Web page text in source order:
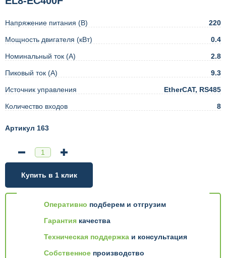
Напряжение питания (В) 220
Мощность двигателя (кВт) 0.4
Номинальный ток (А) 2.8
Пиковый ток (А) 9.3
Источник управления EtherCAT, RS485
Количество входов 8
Артикул 163
Оперативно подберем и отгрузим
Гарантия качества
Техническая поддержка и консультация
Собственное производство
Купить в 1 клик